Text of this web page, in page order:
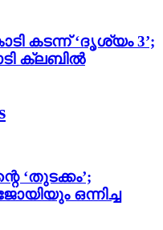
കടന്ന് ‘ദൃശ്യം 3’;
ക്ലബിൽ
‘തുടക്കം’;
ഒന്നിച്ച